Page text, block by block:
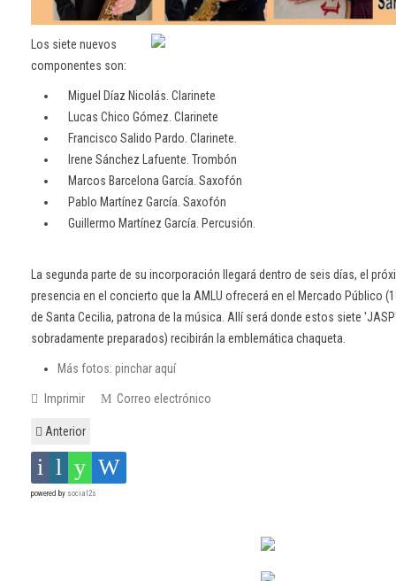
Los siete nuevos
componentes son:
Miguel Díaz Nicolás. Clarinete
Lucas Chico Gómez. Clarinete
Francisco Salido Pardo. Clarinete.
Irene Sánchez Lafuente. Trombón
Marcos Barcelona García. Saxofón
Pablo Martínez García. Saxofón
Guillermo Martínez García. Percusión.
La segunda parte de su incorporación llegará dentro de seis días, el
presencia en el concierto que la AMLU ofrecerá en el Mercado Público
de Santa Cecilia, patrona de la música. Allí será donde estos siete
sobradamente preparados) recibirán la emblemática chaqueta.
Más fotos: pinchar aquí
Imprimir Correo electrónico
Anterior
powered by social2s